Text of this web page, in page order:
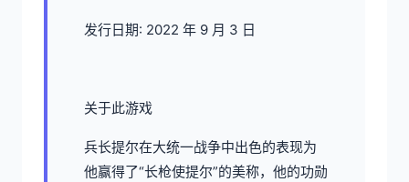
发行日期: 2022 年 9 月 3 日
关于此游戏
兵长提尔在大统一战争中出色的表现为
他赢得了“长枪使提尔”的美称，他的功勋